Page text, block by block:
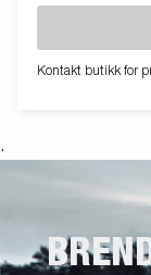
Kontakt butikk for
.